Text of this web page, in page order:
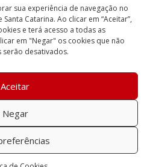
sua experiência de navegação no
Catarina. Ao clicar em “Aceitar”,
e terá acesso a todas as
em "Negar" os cookies que não
desativados.
Aceitar
Negar
SC
Reservados SC - Governo de